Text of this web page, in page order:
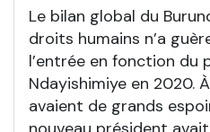
Le bilan global du
droits humains n’a
l’entrée en fonction du
Ndayishimiye en 2020.
avaient de grands